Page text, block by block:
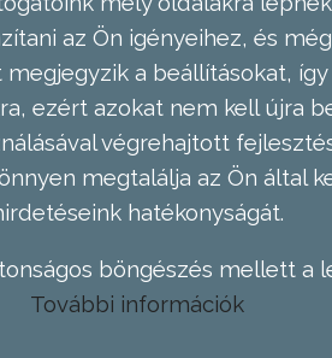
az Ön igényeihez, és
a beállításokat,
ezért azokat nem kell újra
végrehajtott
megtalálja az Ön által
hatékonyságát.
böngészés mellett a
További információk